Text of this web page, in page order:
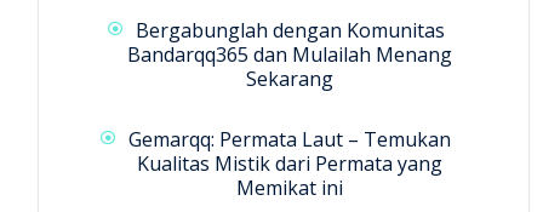
Bergabunglah dengan Komunitas
Bandarqq365 dan Mulailah Menang
Sekarang
Gemarqq: Permata Laut – Temukan
Kualitas Mistik dari Permata yang
Memikat ini